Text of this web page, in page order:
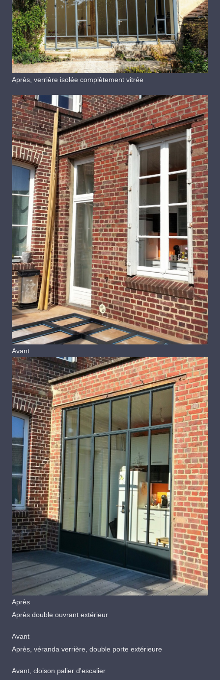
Après, verrière isolée complètement vitrée
Avant
Après
Après double ouvrant extérieur
Avant
Après, véranda verrière, double porte extérieure
Avant, cloison palier d'escalier